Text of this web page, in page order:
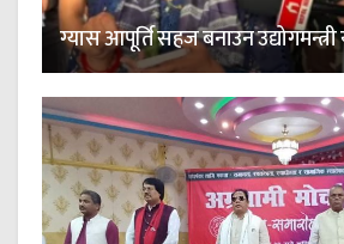
ग्यास आपूर्ति सहज बनाउन